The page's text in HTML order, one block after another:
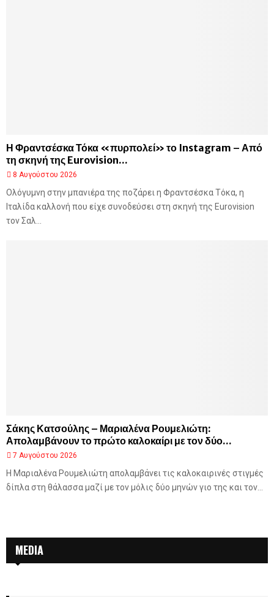
Η Φραντσέσκα Τόκα «πυρπολεί» το Instagram – Από
τη σκηνή της Eurovision...
8 Αυγούστου 2026
Ολόγυμνη στην μπανιέρα της ποζάρει η Φραντσέσκα Τόκα, η
Ιταλίδα καλλονή που είχε συνοδεύσει στη σκηνή της Eurovision
τον Σαλ...
Σάκης Κατσούλης – Μαριαλένα Ρουμελιώτη:
Απολαμβάνουν το πρώτο καλοκαίρι με τον δύο...
7 Αυγούστου 2026
Η Μαριαλένα Ρουμελιώτη απολαμβάνει τις καλοκαιρινές στιγμές
δίπλα στη θάλασσα μαζί με τον μόλις δύο μηνών γιο της και τον...
MEDIA